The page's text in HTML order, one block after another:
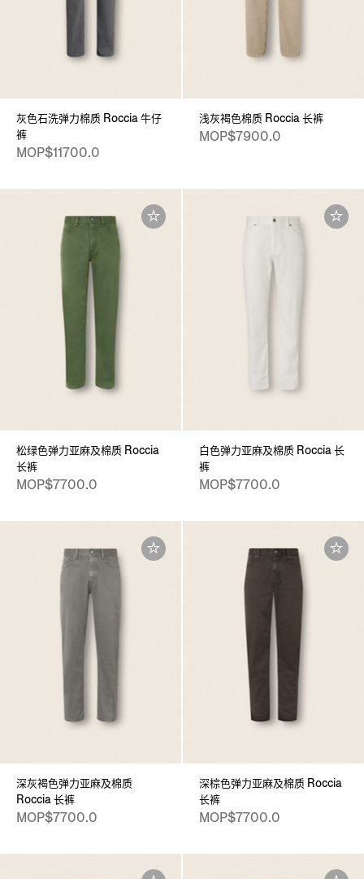
灰色石洗弹力棉质 Roccia 牛仔
裤
MOP$11700.0
浅灰褐色棉质 Roccia 长裤
MOP$7900.0
松绿色弹力亚麻及棉质 Roccia
长裤
MOP$7700.0
白色弹力亚麻及棉质 Roccia 长
裤
MOP$7700.0
深灰褐色弹力亚麻及棉质
Roccia 长裤
MOP$7700.0
深棕色弹力亚麻及棉质 Roccia
长裤
MOP$7700.0